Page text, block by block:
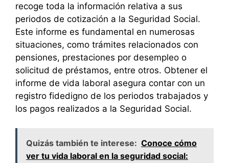
recoge toda la información relativa a sus
periodos de cotización a la Seguridad Social.
Este informe es fundamental en numerosas
situaciones, como trámites relacionados con
pensiones, prestaciones por desempleo o
solicitud de préstamos, entre otros. Obtener el
informe de vida laboral asegura contar con un
registro fidedigno de los periodos trabajados y
los pagos realizados a la Seguridad Social.
Quizás también te interese: Conoce cómo
ver tu vida laboral en la seguridad social: